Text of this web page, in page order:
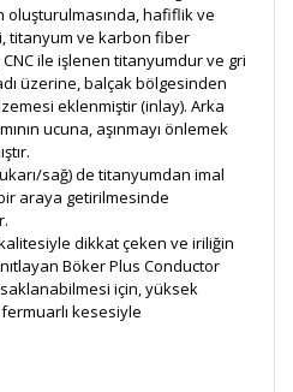
oluşturulmasında, hafiflik ve
titanyum ve karbon fiber
CNC ile işlenen titanyumdur ve gri
üzerine, balçak bölgesinden
eklenmiştir (inlay). Arka
ucuna, aşınmayı önlemek
sağ) de titanyumdan imal
araya getirilmesinde
dikkat çeken ve iriliğin
Böker Plus Conductor
için, yüksek
kesesiyle